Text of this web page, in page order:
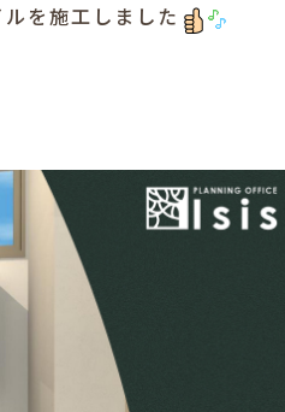
を施工しました